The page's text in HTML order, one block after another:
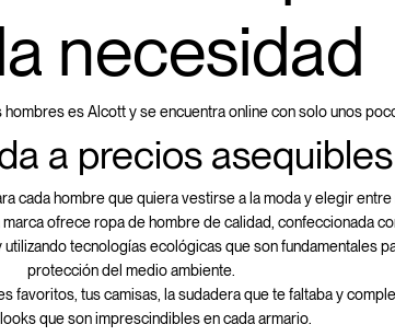
necesidad
es Alcott y se encuentra online con solo unos
a precios asequibles
cada hombre que quiera vestirse a la moda y elegir
ofrece ropa de hombre de calidad, confeccionada
tecnologías ecológicas que son fundamentales
protección del medio ambiente.
favoritos, tus camisas, la sudadera que te faltaba y
que son imprescindibles en cada armario.